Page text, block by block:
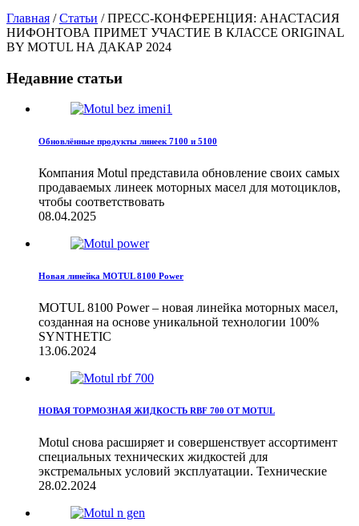
Главная / Статьи / ПРЕСС-КОНФЕРЕНЦИЯ: АНАСТАСИЯ
НИФОНТОВА ПРИМЕТ УЧАСТИЕ В КЛАССЕ ORIGINAL
BY MOTUL НА ДАКАР 2024
Недавние статьи
Обновлённые продукты линеек 7100 и 5100
Компания Motul представила обновление своих самых
продаваемых линеек моторных масел для мотоциклов,
чтобы соответствовать
08.04.2025
Новая линейка MOTUL 8100 Power
MOTUL 8100 Power – новая линейка моторных масел,
созданная на основе уникальной технологии 100%
SYNTHETIC
13.06.2024
НОВАЯ ТОРМОЗНАЯ ЖИДКОСТЬ RBF 700 ОТ MOTUL
Motul снова расширяет и совершенствует ассортимент
специальных технических жидкостей для
экстремальных условий эксплуатации. Технические
28.02.2024